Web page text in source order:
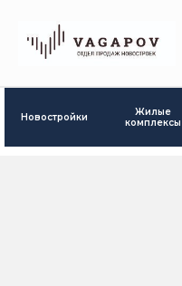
Новостройки
Жилые
комплексы